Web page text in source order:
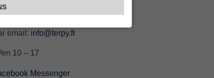
email: info@terpy.fr
10 – 17
Messenger